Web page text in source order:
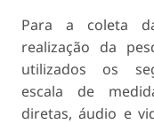
Para a coleta
realização da
utilizados os
escala de
diretas, áudio e